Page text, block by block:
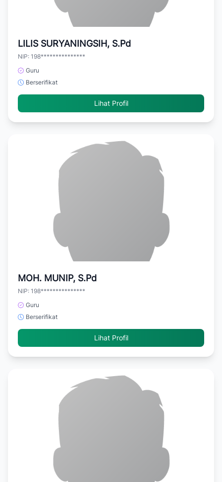
LILIS SURYANINGSIH, S.Pd
NIP: 198***************
Guru
Berserifikat
Lihat Profil
MOH. MUNIP, S.Pd
NIP: 198***************
Guru
Berserifikat
Lihat Profil